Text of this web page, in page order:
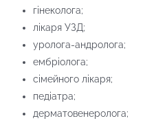
гінеколога;
лікаря УЗД;
уролога-андролога;
ембріолога;
сімейного лікаря;
педіатра;
дерматовенеролога;